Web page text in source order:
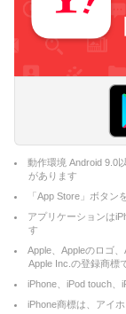
動作環境 Android 9.0
があります
「App Store」ボタ
アプリケーションは
す
Apple、Appleのロゴ
Apple Inc.の登録商標
iPhone、iPod touch、
iPhone商標は、アイ